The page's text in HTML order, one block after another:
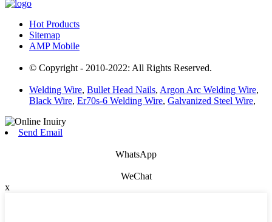
Hot Products
Sitemap
AMP Mobile
© Copyright - 2010-2022: All Rights Reserved.
Welding Wire, Bullet Head Nails, Argon Arc Welding Wire,
Black Wire, Er70s-6 Welding Wire, Galvanized Steel Wire,
Send Email
WhatsApp
WeChat
x